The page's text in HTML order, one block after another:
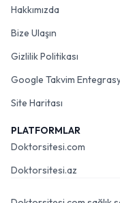
Hakkımızda
Bize Ulaşın
Gizlilik Politikası
Google Takvim
Site Haritası
PLATFORMLAR
Doktorsitesi.com
Doktorsitesi.az